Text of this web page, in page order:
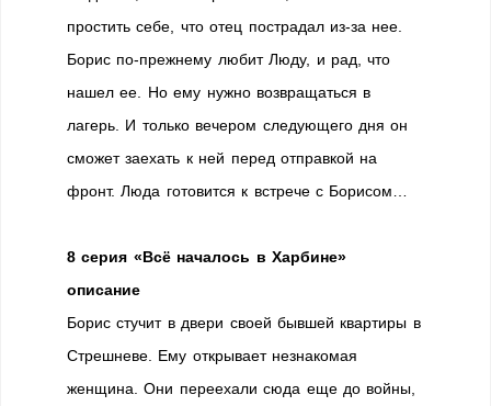
простить себе, что отец пострадал из-за нее.
Борис по-прежнему любит Люду, и рад, что
нашел ее. Но ему нужно возвращаться в
лагерь. И только вечером следующего дня он
сможет заехать к ней перед отправкой на
фронт. Люда готовится к встрече с Борисом…
8 серия «Всё началось в Харбине»
описание
Борис стучит в двери своей бывшей квартиры в
Стрешневе. Ему открывает незнакомая
женщина. Они переехали сюда еще до войны,